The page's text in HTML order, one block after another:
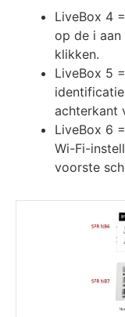
LiveBox 4
op de i
klikken.
LiveBox 5
achterkant
LiveBox 6
Wi-Fi-
voorste